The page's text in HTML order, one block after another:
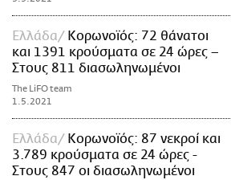
Ελλάδα
Κορωνοϊός: 72 θάνατοι
και 1391 κρούσματα σε 24 ώρες –
Στους 811 διασωληνωμένοι
The LiFO team
1.5.2021
Ελλάδα
Κορωνοϊός: 87 νεκροί και
3.789 κρούσματα σε 24 ώρες -
Στους 847 οι διασωληνωμένοι